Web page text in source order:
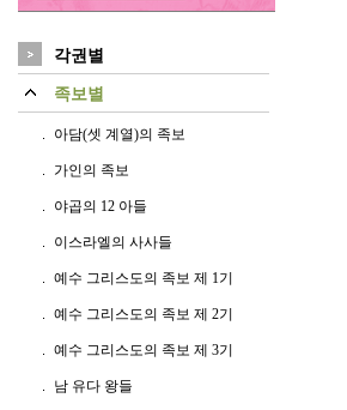
각권별
족보별
아담(셋 계열)의 족보
가인의 족보
야곱의 12 아들
이스라엘의 사사들
예수 그리스도의 족보 제 1기
예수 그리스도의 족보 제 2기
예수 그리스도의 족보 제 3기
남 유다 왕들